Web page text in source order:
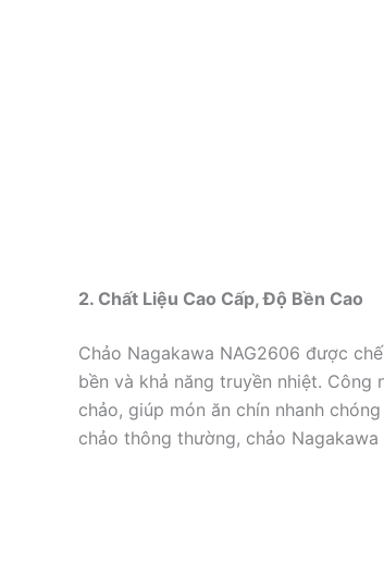
2. Chất Liệu Cao Cấp, Độ Bền Cao
Chảo Nagakawa NAG2606 được
bền và khả năng truyền nhiệt.
chảo, giúp món ăn chín nhanh
chảo thông thường, chảo